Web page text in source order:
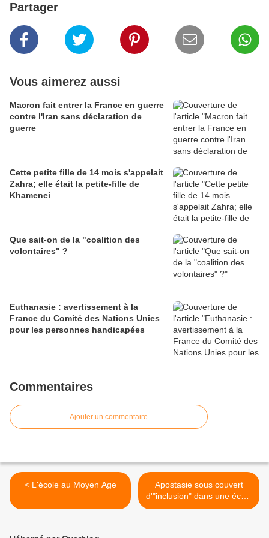
Partager
Vous aimerez aussi
Macron fait entrer la France en guerre
contre l'Iran sans déclaration de
guerre
Cette petite fille de 14 mois s'appelait
Zahra; elle était la petite-fille de
Khamenei
Que sait-on de la "coalition des
volontaires" ?
Euthanasie : avertissement à la
France du Comité des Nations Unies
pour les personnes handicapées
Commentaires
Ajouter un commentaire
< L'école au Moyen Age
Apostasie sous couvert
d'"inclusion" dans une école
"catholique" "dominicaine"